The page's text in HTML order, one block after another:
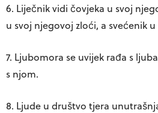
6. Liječnik vidi čovjeka u svoj
u svoj njegovoj zloći, a svećenik
7. Ljubomora se uvijek rađa s
s njom.
8. Ljude u društvo tjera